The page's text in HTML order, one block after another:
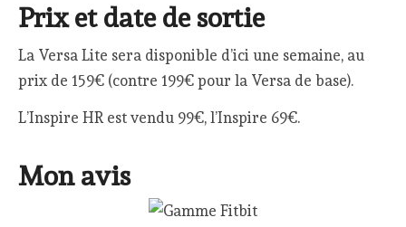
Prix et date de sortie
La Versa Lite sera disponible d’ici une semaine, au
prix de 159€ (contre 199€ pour la Versa de base).
L’Inspire HR est vendu 99€, l’Inspire 69€.
Mon avis